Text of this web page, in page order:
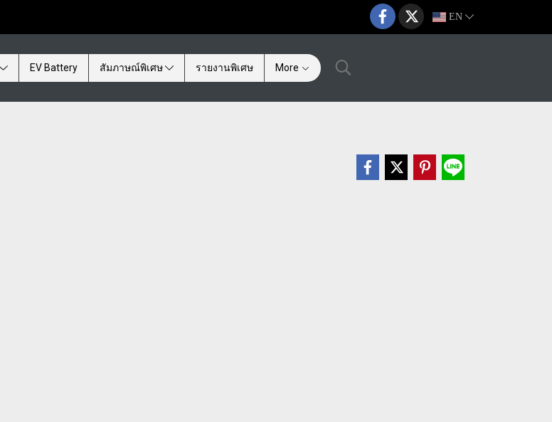
EN
EV Battery สัมภาษณ์พิเศษ รายงานพิเศษ More